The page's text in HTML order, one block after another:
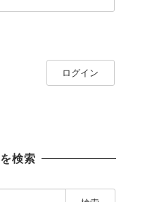
ログイン
検索